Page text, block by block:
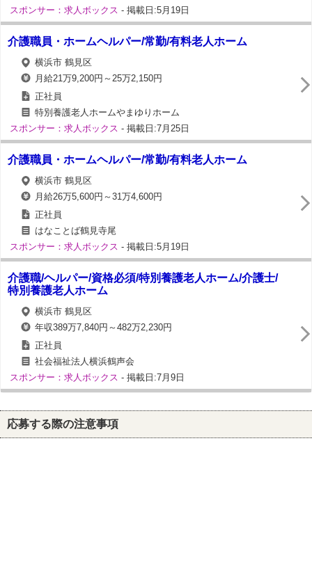
スポンサー：求人ボックス - 掲載日:5月19日
介護職員・ホームヘルパー/常勤/有料老人ホーム
横浜市 鶴見区
月給21万9,200円～25万2,150円
正社員
特別養護老人ホームやまゆりホーム
スポンサー：求人ボックス - 掲載日:7月25日
介護職員・ホームヘルパー/常勤/有料老人ホーム
横浜市 鶴見区
月給26万5,600円～31万4,600円
正社員
はなことば鶴見寺尾
スポンサー：求人ボックス - 掲載日:5月19日
介護職/ヘルパー/資格必須/特別養護老人ホーム/介護士/
特別養護老人ホーム
横浜市 鶴見区
年収389万7,840円～482万2,230円
正社員
社会福祉法人横浜鶴声会
スポンサー：求人ボックス - 掲載日:7月9日
応募する際の注意事項